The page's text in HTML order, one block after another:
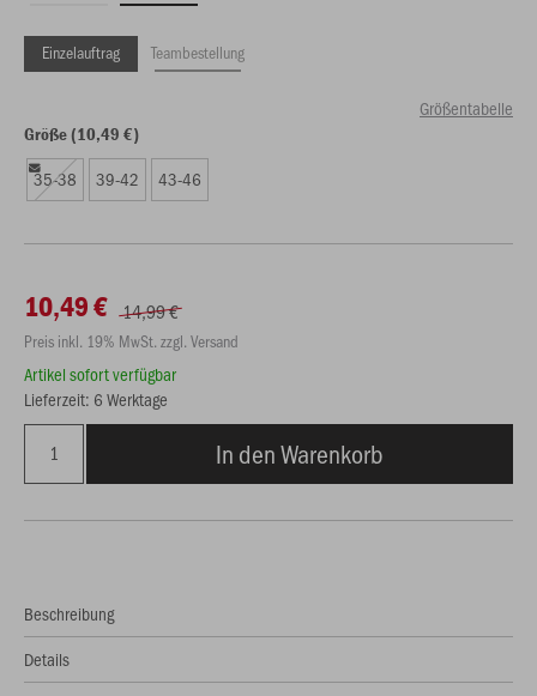
Einzelauftrag Teambestellung
Größentabelle
Größe (10,49 €)
35-38 39-42 43-46
10,49 € 14,99 €
Preis inkl. 19% MwSt. zzgl. Versand
Artikel sofort verfügbar
Lieferzeit: 6 Werktage
In den Warenkorb
Beschreibung
Details